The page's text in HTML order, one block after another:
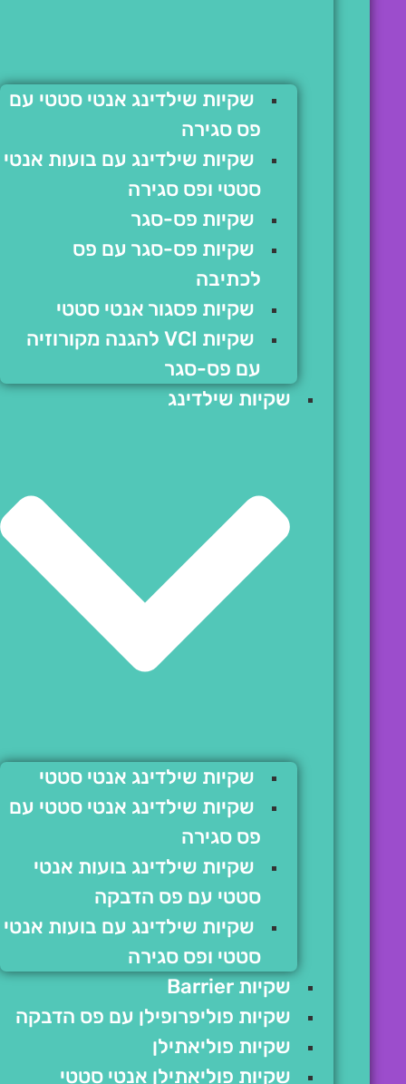
שקיות שילדינג אנטי סטטי עם
פס סגירה
שקיות שילדינג עם בועות אנטי
סטטי ופס סגירה
שקיות פס-סגר
שקיות פס-סגר עם פס
לכתיבה
שקיות פסגור אנטי סטטי
שקיות VCI להגנה מקורוזיה
עם פס-סגר
שקיות שילדינג
שקיות שילדינג אנטי סטטי
שקיות שילדינג אנטי סטטי עם
פס סגירה
שקיות שילדינג בועות אנטי
סטטי עם פס הדבקה
שקיות שילדינג עם בועות אנטי
סטטי ופס סגירה
שקיות Barrier
שקיות פוליפרופילן עם פס הדבקה
שקיות פוליאתילן
שקיות פוליאתילן אנטי סטטי